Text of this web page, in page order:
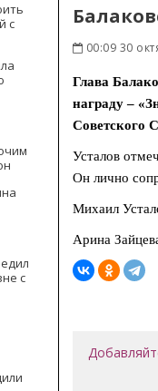
с
с
00:09 30
Глава
награду –
Советского
Усталов
Он лично
Михаил
Арина